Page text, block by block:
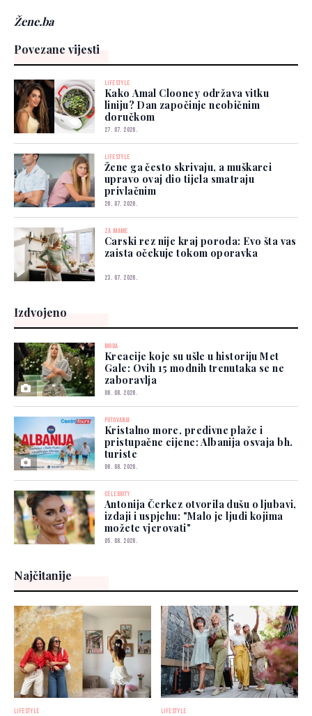
Žene.ba
Povezane vijesti
LIFESTYLE
Kako Amal Clooney održava vitku
liniju? Dan započinje neobičnim
doručkom
27. 07. 2026.
LIFESTYLE
Žene ga često skrivaju, a muškarci
upravo ovaj dio tijela smatraju
privlačnim
26. 07. 2026.
ZA MAME
Carski rez nije kraj poroda: Evo šta vas
zaista očekuje tokom oporavka
23. 07. 2026.
Izdvojeno
MODA
Kreacije koje su ušle u historiju Met
Gale: Ovih 15 modnih trenutaka se ne
zaboravlja
06. 08. 2026.
PUTOVANJA
Kristalno more, predivne plaže i
pristupačne cijene: Albanija osvaja bh.
turiste
06. 08. 2026.
CELEBRITY
Antonija Čerkez otvorila dušu o ljubavi,
izdaji i uspjehu: "Malo je ljudi kojima
možete vjerovati"
05. 08. 2026.
Najčitanije
LIFESTYLE LIFESTYLE